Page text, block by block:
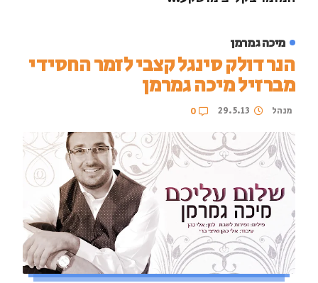
מיכה גמרמן
הנר דולק סינגל קצבי לזמר החסידי
מברזיל מיכה גמרמן
מנהל 29.5.13
0